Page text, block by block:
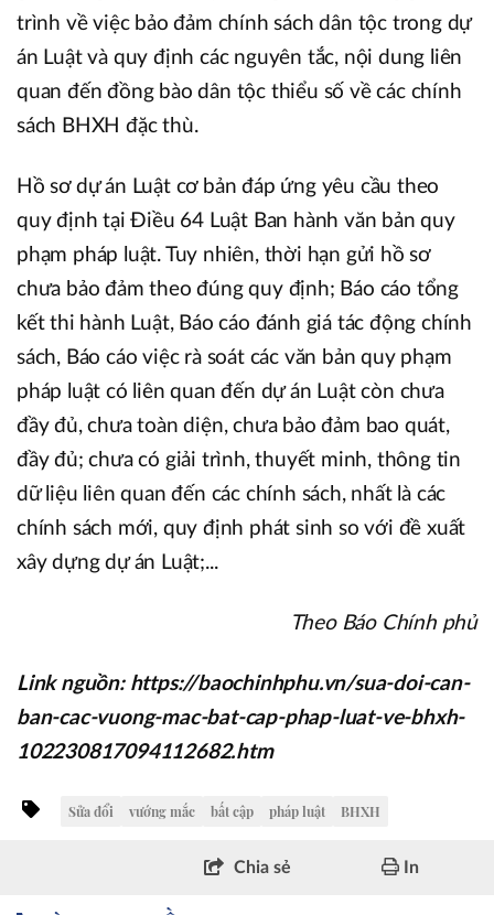
trình về việc bảo đảm chính sách dân tộc trong dự
án Luật và quy định các nguyên tắc, nội dung liên
quan đến đồng bào dân tộc thiểu số về các chính
sách BHXH đặc thù.
Hồ sơ dự án Luật cơ bản đáp ứng yêu cầu theo
quy định tại Điều 64 Luật Ban hành văn bản quy
phạm pháp luật. Tuy nhiên, thời hạn gửi hồ sơ
chưa bảo đảm theo đúng quy định; Báo cáo tổng
kết thi hành Luật, Báo cáo đánh giá tác động chính
sách, Báo cáo việc rà soát các văn bản quy phạm
pháp luật có liên quan đến dự án Luật còn chưa
đầy đủ, chưa toàn diện, chưa bảo đảm bao quát,
đầy đủ; chưa có giải trình, thuyết minh, thông tin
dữ liệu liên quan đến các chính sách, nhất là các
chính sách mới, quy định phát sinh so với đề xuất
xây dựng dự án Luật;...
Theo Báo Chính phủ
Link nguồn: https://baochinhphu.vn/sua-doi-can-
ban-cac-vuong-mac-bat-cap-phap-luat-ve-bhxh-
102230817094112682.htm
Sửa đổi vướng mắc bất cập pháp luật BHXH
Chia sẻ In